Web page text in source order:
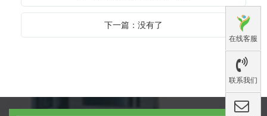
下一篇：没有了
在线客服
联系我们